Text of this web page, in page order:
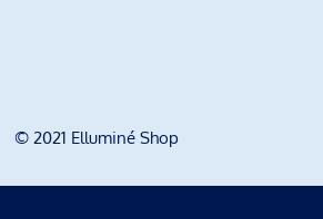
© 2021 Elluminé Shop